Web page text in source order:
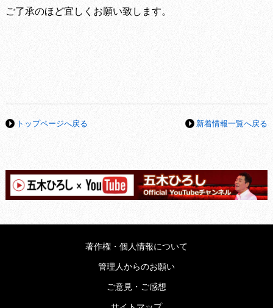
ご了承のほど宜しくお願い致します。
トップページへ戻る 新着情報一覧へ戻る
著作権・個人情報について
管理人からのお願い
ご意見・ご感想